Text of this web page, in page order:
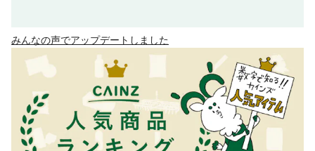
みんなの声でアップデートしました